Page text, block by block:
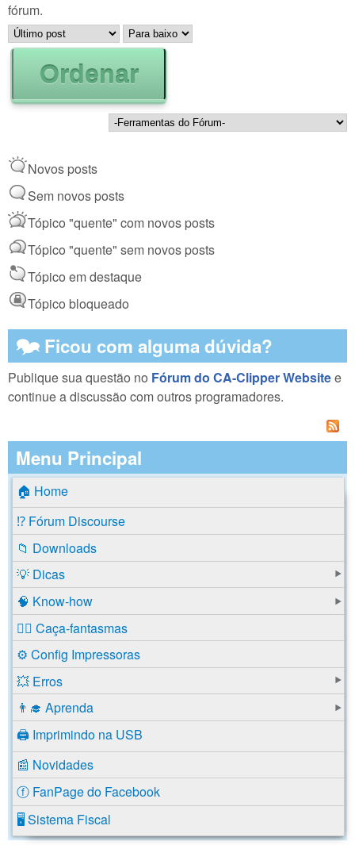
fórum.
Order by
Ordenar
Novos posts
Sem novos posts
Tópico "quente" com novos posts
Tópico "quente" sem novos posts
Tópico em destaque
Tópico bloqueado
🗫 Ficou com alguma dúvida?
Publique sua questão no Fórum do CA-Clipper Websitee
continue a discussão com outros programadores.
Menu Principal
🏠 Home
⁉️ Fórum Discourse
📁 Downloads
💡 Dicas
🧠 Know-how
🕵️‍♂️ Caça-fantasmas
⚙️ Config Impressoras
💥 Erros
👨‍🎓 Aprenda
🖨️ Imprimindo na USB
📰 Novidades
ⓕ FanPage do Facebook
🖥️ Sistema Fiscal